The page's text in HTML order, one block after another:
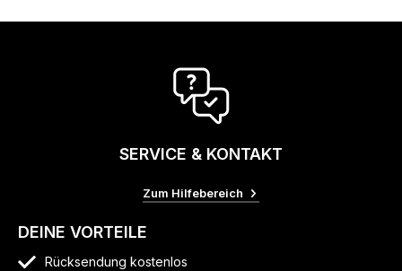
SERVICE & KONTAKT
Zum Hilfebereich
DEINE VORTEILE
Rücksendung kostenlos